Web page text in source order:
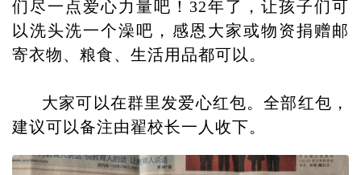
们尽一点爱心力量吧！32年了，让孩子们可
以洗头洗一个澡吧，感恩大家或物资捐赠邮
寄衣物、粮食、生活用品都可以。
大家可以在群里发爱心红包。全部红包，
建议可以备注由翟校长一人收下。